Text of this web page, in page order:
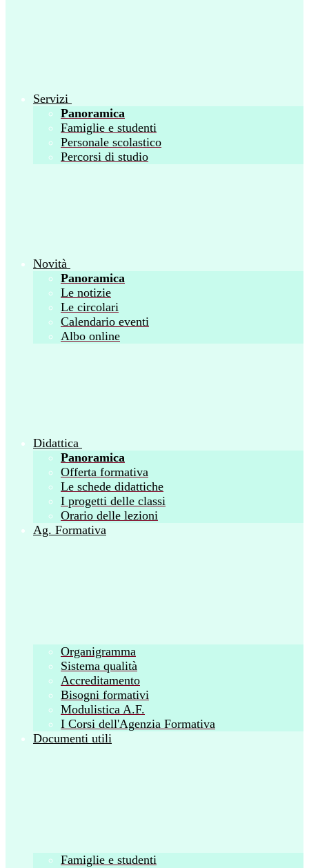
Servizi
Panoramica
Famiglie e studenti
Personale scolastico
Percorsi di studio
Novità
Panoramica
Le notizie
Le circolari
Calendario eventi
Albo online
Didattica
Panoramica
Offerta formativa
Le schede didattiche
I progetti delle classi
Orario delle lezioni
Ag. Formativa
Organigramma
Sistema qualità
Accreditamento
Bisogni formativi
Modulistica A.F.
I Corsi dell'Agenzia Formativa
Documenti utili
Famiglie e studenti